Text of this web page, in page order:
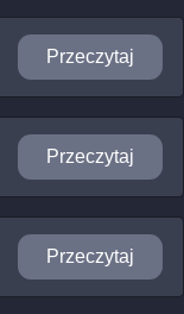
Przeczytaj
Przeczytaj
Przeczytaj